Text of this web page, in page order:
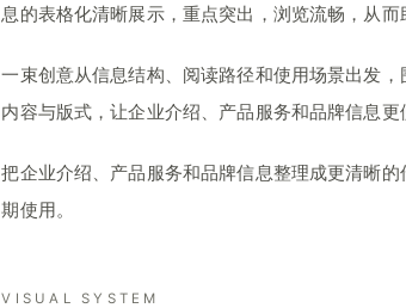
息的表格化清晰展示，重点突出，浏览流畅，从而
一束创意从信息结构、阅读路径和使用场景出发
内容与版式，让企业介绍、产品服务和品牌信息更
把企业介绍、产品服务和品牌信息整理成更清晰
期使用。
VISUAL SYSTEM